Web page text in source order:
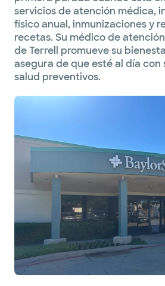
servicios de atención médica,
físico anual, inmunizaciones y
recetas. Su médico de
de Terrell promueve su
asegura de que esté al día con
salud preventivos.